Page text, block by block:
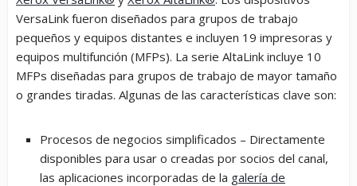
VersaLink fueron diseñados para grupos de trabajo
pequeños y equipos distantes e incluyen 19 impresoras y
equipos multifunción (MFPs). La serie AltaLink incluye 10
MFPs diseñadas para grupos de trabajo de mayor tamaño
o grandes tiradas. Algunas de las características clave son:
Procesos de negocios simplificados – Directamente
disponibles para usar o creadas por socios del canal,
las aplicaciones incorporadas de la galería de